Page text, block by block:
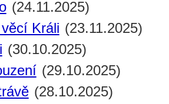
(24.11.2025)
Králi (23.11.2025)
(30.10.2025)
(29.10.2025)
(28.10.2025)